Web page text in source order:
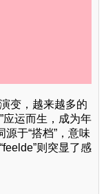
变，越来越多的
应运而生，成为年
于“搭档”，意味
则突显了感